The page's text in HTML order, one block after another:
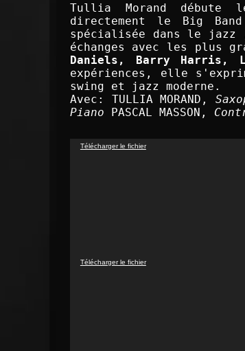
Tullia Morand débute
directement le Big
spécialisée dans le
échanges avec les plus
Daniels, Barry Harris,
expériences, elle
swing et jazz moderne.
Avec: TULLIA MORAND,
Piano PASCAL MASSON,
Lecteur
Télécharger le fichier
Lecteur
Télécharger le fichier